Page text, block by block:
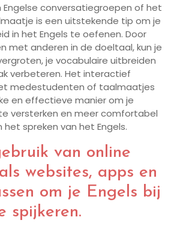
conversatiegroepen of het
is een uitstekende tip om je
in het Engels te oefenen. Door
met anderen in de doeltaal, kun je
je vocabulaire uitbreiden
verbeteren. Het interactief
medestudenten of taalmaatjes
en effectieve manier om je
versterken en meer comfortabel
het spreken van het Engels.
van online
websites, apps en
om je Engels bij
spijkeren.